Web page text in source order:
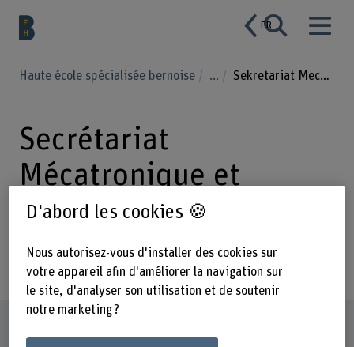
FR
Haute école spécialisée bernoise ... Sekretariat Mechatronik und Systemtechnik
Secrétariat
Mécatronique et
ingénierie des
systèmes
D'abord les cookies 🍪
Nous autorisez-vous d'installer des cookies sur
votre appareil afin d'améliorer la navigation sur
le site, d'analyser son utilisation et de soutenir
notre marketing ?